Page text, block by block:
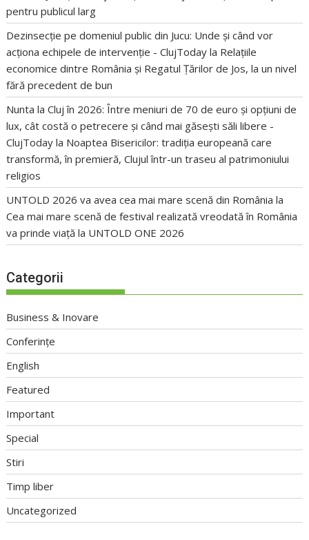
pentru publicul larg
Dezinsecție pe domeniul public din Jucu: Unde și când vor
acționa echipele de intervenție - ClujToday la Relațiile
economice dintre România și Regatul Țărilor de Jos, la un nivel
fără precedent de bun
Nunta la Cluj în 2026: Între meniuri de 70 de euro și opțiuni de
lux, cât costă o petrecere și când mai găsești săli libere -
ClujToday la Noaptea Bisericilor: tradiția europeană care
transformă, în premieră, Clujul într-un traseu al patrimoniului
religios
UNTOLD 2026 va avea cea mai mare scenă din România la
Cea mai mare scenă de festival realizată vreodată în România
va prinde viață la UNTOLD ONE 2026
Categorii
Business & Inovare
Conferințe
English
Featured
Important
Special
Stiri
Timp liber
Uncategorized